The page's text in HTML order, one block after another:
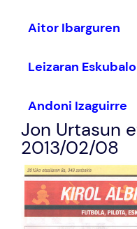
Aitor Ibarguren
Leizaran
Andoni Izaguirre
Jon Urtasun
2013/02/08